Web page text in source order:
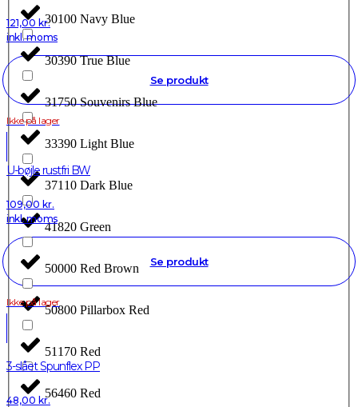
30100 Navy Blue
30390 True Blue
31750 Souvenirs Blue
33390 Light Blue
37110 Dark Blue
41820 Green
50000 Red Brown
50800 Pillarbox Red
51170 Red
56460 Red
121,00 kr.
inkl. moms
Se produkt
Ikke på lager
U-bøjle rustfri BW
109,00 kr.
inkl. moms
Se produkt
Ikke på lager
3-slået Spunflex PP
48,00 kr.